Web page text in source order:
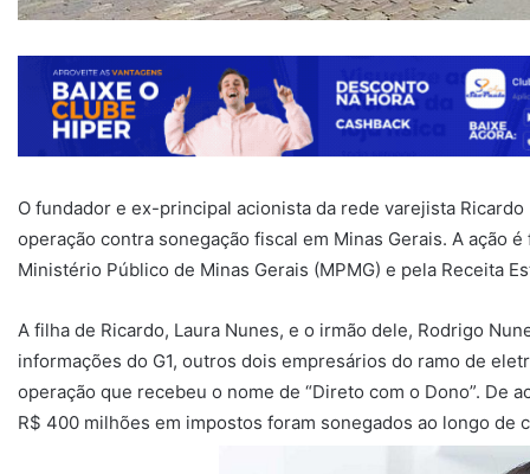
O fundador e ex-principal acionista da rede varejista
operação contra sonegação fiscal em Minas Gerais. A ação
Ministério Público de Minas Gerais (MPMG) e pela Receita
A filha de Ricardo, Laura Nunes, e o irmão dele, Rodrigo
informações do G1, outros dois empresários do ramo de
operação que recebeu o nome de “Direto com o Dono”. De
R$ 400 milhões em impostos foram sonegados ao longo de